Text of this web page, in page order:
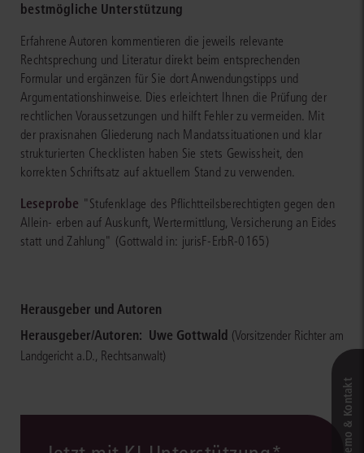
bestmögliche Unterstützung
Erfahrene Autoren kommentieren die jeweils relevante
Rechtsprechung und Literatur direkt beim entsprechenden
Formular und ergänzen für Sie dort Anwendungstipps und
Argumentationshinweise. Dies erleichtert Ihnen die Prüfung der
rechtlichen Voraussetzungen und hilft Fehler zu vermeiden. Mit
der praxisnahen Gliederung nach Mandatssituationen und klar
strukturierten Checklisten haben Sie stets Gewissheit, den
korrekten Schriftsatz auf aktuellem Stand zu verwenden.
Leseprobe "Stufenklage des Pflichtteilsberechtigten gegen den
Allein- erben auf Auskunft, Wertermittlung, Versicherung an Eides
statt und Zahlung" (Gottwald in: jurisF-ErbR-0165)
Herausgeber und Autoren
Herausgeber/Autoren: Uwe Gottwald (Vorsitzender Richter am
Landgericht a.D., Rechtsanwalt)
Live‑Demo & Kontakt